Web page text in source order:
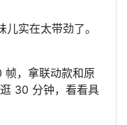
，拿联动款和原
30 分钟，看看具